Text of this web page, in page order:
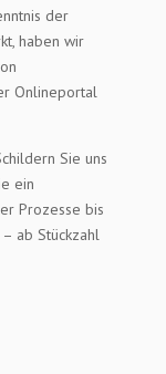
der
haben wir
Onlineportal
Sie uns
ein
Prozesse bis
ab Stückzahl